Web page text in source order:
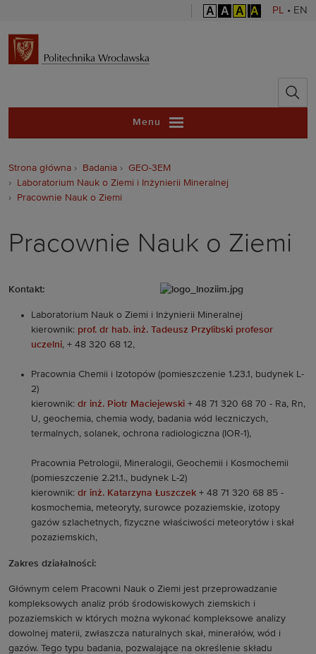
A A A A PL • EN
Politechnika
Menu
Strona główna Badania
GEO-3EM
Laboratorium Nauk o Ziemi i Inżynierii Mineralnej
Pracownie Nauk o Ziemi
Pracownie Nauk o Ziemi
Kontakt:
Laboratorium Nauk o Ziemi i Inżynierii Mineralnej
kierownik: prof. dr hab. inż. Tadeusz Przylibski profesor
uczelni, + 48 320 68 12,
Pracownia Chemii i Izotopów (pomieszczenie 1.23.1, budynek L-
2)
kierownik: dr inż. Piotr Maciejewski + 48 71 320 68 70 - Ra, Rn,
U, geochemia, chemia wody, badania wód leczniczych,
termalnych, solanek, ochrona radiologiczna (IOR-1),
Pracownia Petrologii, Mineralogii, Geochemii i Kosmochemii
(pomieszczenie 2.21.1., budynek L-2)
kierownik: dr inż. Katarzyna Łuszczek + 48 71 320 68 85 -
kosmochemia, meteoryty, surowce pozaziemskie, izotopy
gazów szlachetnych, fizyczne właściwości meteorytów i skał
pozaziemskich,
Zakres działalności:
Głównym celem Pracowni Nauk o Ziemi jest przeprowadzanie
kompleksowych analiz prób środowiskowych ziemskich i
pozaziemskich w których można wykonać kompleksowe analizy
dowolnej materii, zwłaszcza naturalnych skał, minerałów, wód i
gazów. Tego typu badania, pozwalające na określenie składu